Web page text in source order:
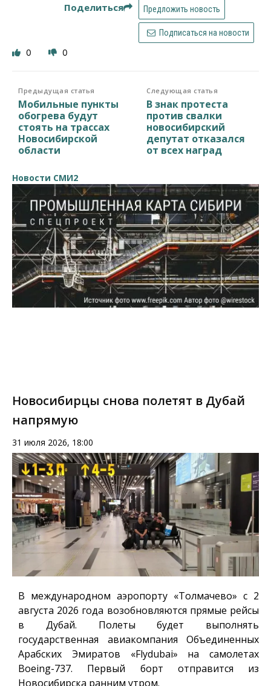
Поделиться Предложить новость
Подписаться на новости
0 0
Предыдущая статья
Мобильные пункты
обогрева будут
стоять на трассах
Новосибирской
области
Следующая статья
В знак протеста
против свалки
новосибирский
депутат отказался
от всех наград
Новости СМИ2
Новосибирцы снова полетят в Дубай
напрямую
31 июля 2026, 18:00
В международном аэропорту «Толмачево» с 2
августа 2026 года возобновляются прямые рейсы
в Дубай. Полеты будет выполнять
государственная авиакомпания Объединенных
Арабских Эмиратов «Flydubai» на самолетах
Boeing-737. Первый борт отправится из
Новосибирска ранним утром.